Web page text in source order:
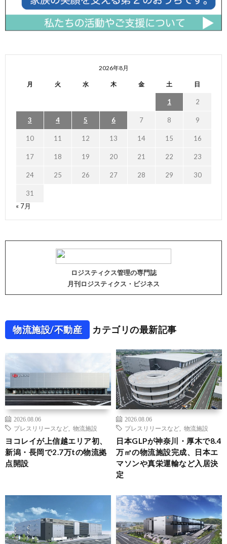
2026年8月
月 火 水 木 金 土 日
1 2
3 4 5 6 7 8 9
10 11 12 13 14 15 16
17 18 19 20 21 22 23
24 25 26 27 28 29 30
31
« 7月
ロジスティクス管理の専門誌
月刊ロジスティクス・ビジネス
物流施設/不動産 カテゴリの最新記事
2026.08.06
プレスリリースなど
物流施設
ヨコレイが上信越エリア初、
新潟・長岡で2.7万tの物流拠
点開設
2026.08.06
プレスリリースなど
物流施設
日本GLPが神奈川・厚木で8.4
万㎡の物流施設完成、日本エ
マソンや真栄運輸など入居決
定